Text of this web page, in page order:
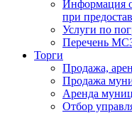
Информация
при
Услуги по
Перечень
Торги
Продажа,
Продажа
Аренда
Отбор